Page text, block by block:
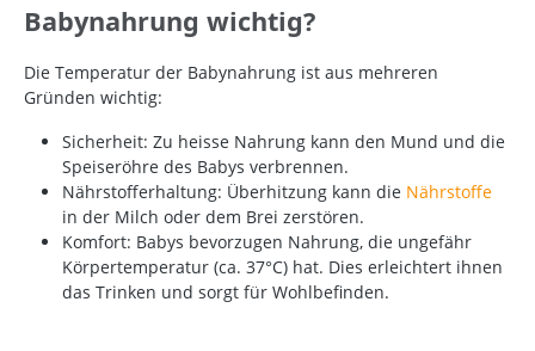
Babynahrung wichtig?
Die Temperatur der Babynahrung ist aus mehreren
Gründen wichtig:
Sicherheit: Zu heisse Nahrung kann den Mund und die
Speiseröhre des Babys verbrennen.
Nährstofferhaltung: Überhitzung kann die Nährstoffe
in der Milch oder dem Brei zerstören.
Komfort: Babys bevorzugen Nahrung, die ungefähr
Körpertemperatur (ca. 37°C) hat. Dies erleichtert ihnen
das Trinken und sorgt für Wohlbefinden.